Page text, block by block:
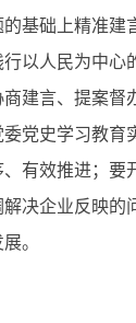
基础上精准建
以人民为中心
建言、提案督
党史学习教育
有效推进；要
决企业反映的
。